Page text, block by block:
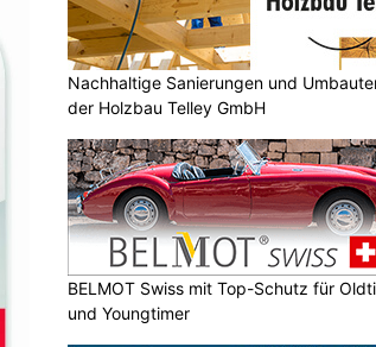
Nachhaltige Sanierungen und
der Holzbau Telley GmbH
BELMOT Swiss mit Top-Schutz für
und Youngtimer